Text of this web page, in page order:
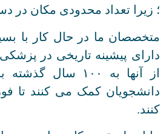
؛ زیرا تعداد محدودی مکان
متخصصان ما در حال کار با
دارای پیشینه تاریخی در
از آنها به ۱۰۰
دانشجویان کمک می کنند تا
کنند.